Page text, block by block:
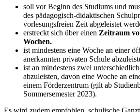
soll vor Beginn des Studiums und
des pädagogisch-didaktischen
vorlesungsfreien Zeit abgeleistet
erstreckt sich über einen Zeitraum
Wochen.
ist mindestens eine Woche an einer
anerkannten privaten Schule
ist an mindestens zwei
abzuleisten, davon eine Woche an
einem Förderzentrum (gilt ab
Sommersemester 2023).
Es wird zudem empfohlen, schulische